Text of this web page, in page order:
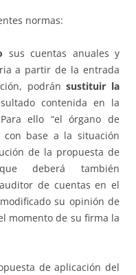
normas:
sus cuentas anuales y
a partir de la entrada
podránsustituir la
contenida en la
ello “el órgano de
con base a la situación
de la propuesta de
deberá también
de cuentas en el
su opinión de
momento de su firma la
de aplicación del